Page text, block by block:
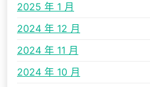
2025 年 1 月
2024 年 12 月
2024 年 11 月
2024 年 10 月